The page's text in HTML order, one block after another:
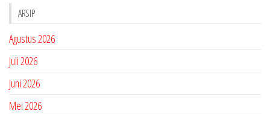
ARSIP
Agustus 2026
Juli 2026
Juni 2026
Mei 2026